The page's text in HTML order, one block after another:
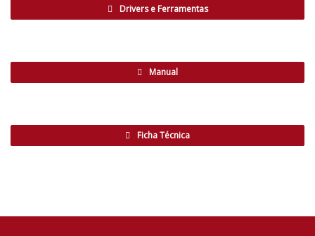
Ficha Técnica
Manual
Drivers e Ferramentas